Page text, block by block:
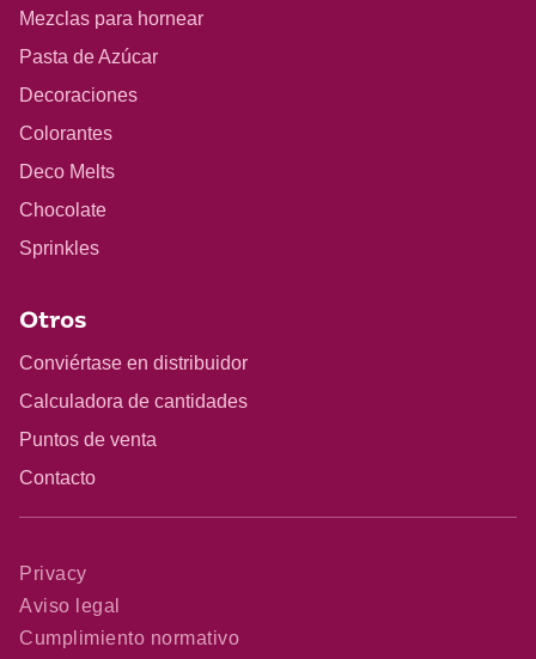
Mezclas para hornear
Pasta de Azúcar
Decoraciones
Colorantes
Deco Melts
Chocolate
Sprinkles
Otros
Conviértase en distribuidor
Calculadora de cantidades
Puntos de venta
Contacto
Privacy
Aviso legal
Cumplimiento normativo